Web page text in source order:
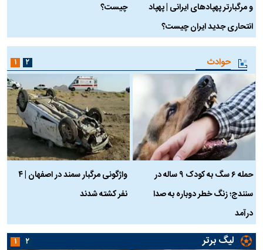
و مرگبارتر پهپادهای ایرانی | پهپاد
انتحاری جدید ایران چیست؟
چیست؟
حوادث
حمله ۶ سگ به کودک ۹ ساله در
سنندج؛ زنگ خطر دوباره به صدا
درآمد
واژگونی مرگبار سمند در اصفهان | ۴
نفر کشته شدند
۱ ۲
لیگ برتر ۱ ۲